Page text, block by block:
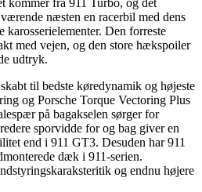
næsten en racerbil med dens
karosserielementer. Den forreste
med vejen, og den store hækspoiler
udtryk.
til bedste køredynamik og højeste
og Porsche Torque Vectoring Plus
på bagakselen sørger for
sporvidde for og bag giver en
end i 911 GT3. Desuden har 911
dæk i 911-serien.
og endnu højere